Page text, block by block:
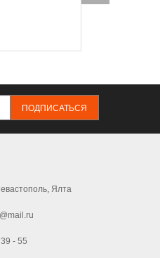
ПОДПИСАТЬСЯ
, Ялта
- 55